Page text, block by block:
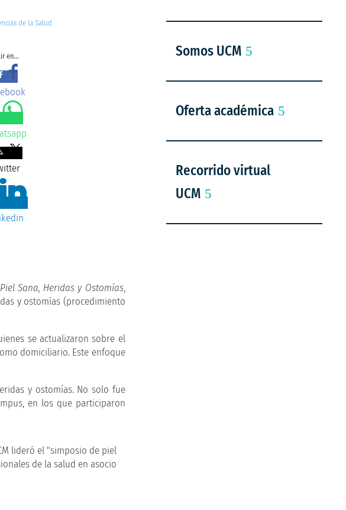
de la Salud
en...
Sana, Heridas y Ostomías,
y ostomías (procedimiento
se actualizaron sobre el
domiciliario. Este enfoque
y ostomías. No solo fue
en los que participaron
Somos UCM
Oferta académica
Recorrido virtual
UCM